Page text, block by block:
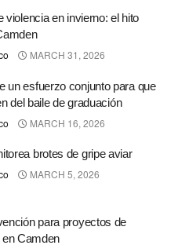
violencia en invierno: el hito
MARCH 31, 2026
un esfuerzo conjunto para que
del baile de graduación
MARCH 16, 2026
brotes de gripe aviar
MARCH 5, 2026
para proyectos de
Camden